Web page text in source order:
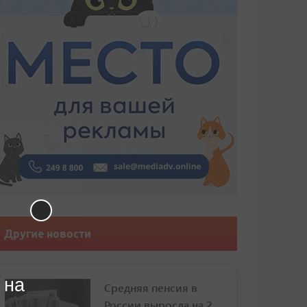
Другие новости
Средняя пенсия в